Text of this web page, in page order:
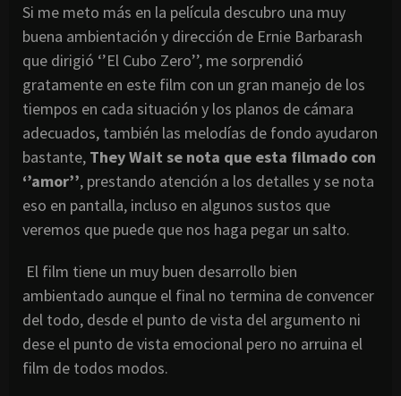
Si me meto más en la película descubro una muy
buena ambientación y dirección de Ernie Barbarash
que dirigió ‘’El Cubo Zero’’, me sorprendió
gratamente en este film con un gran manejo de los
tiempos en cada situación y los planos de cámara
adecuados, también las melodías de fondo ayudaron
bastante, They Wait se nota que esta filmado con
‘’amor’’, prestando atención a los detalles y se nota
eso en pantalla, incluso en algunos sustos que
veremos que puede que nos haga pegar un salto.
El film tiene un muy buen desarrollo bien
ambientado aunque el final no termina de convencer
del todo, desde el punto de vista del argumento ni
dese el punto de vista emocional pero no arruina el
film de todos modos.